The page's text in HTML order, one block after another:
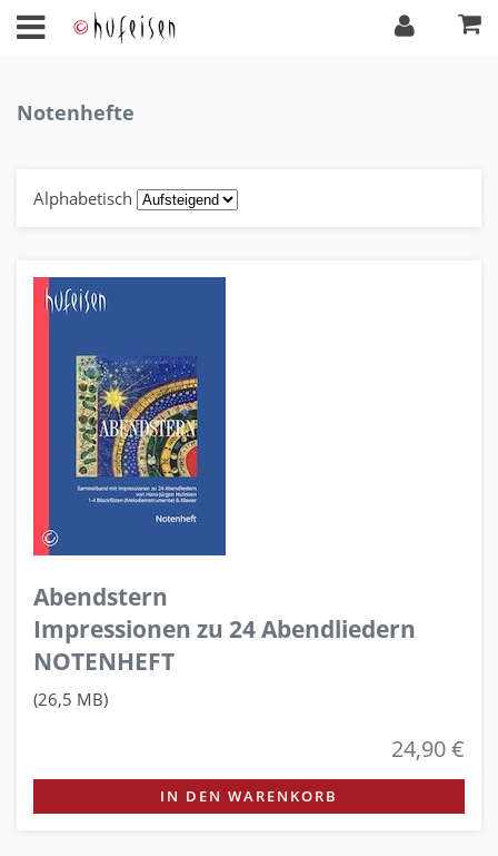
Notenhefte
Alphabetisch
Abendstern
Impressionen zu 24 Abendliedern
NOTENHEFT
(26,5 MB)
24,90 €
IN DEN WARENKORB